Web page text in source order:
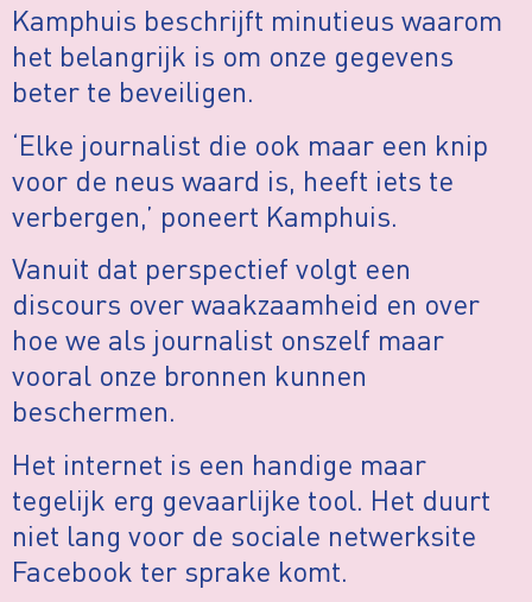
Kamphuis beschrijft minutieus waarom
het belangrijk is om onze gegevens
beter te beveiligen.
‘Elke journalist die ook maar een knip
voor de neus waard is, heeft iets te
verbergen,’ poneert Kamphuis.
Vanuit dat perspectief volgt een
discours over waakzaamheid en over
hoe we als journalist onszelf maar
vooral onze bronnen kunnen
beschermen.
Het internet is een handige maar
tegelijk erg gevaarlijke tool. Het duurt
niet lang voor de sociale netwerksite
Facebook ter sprake komt.